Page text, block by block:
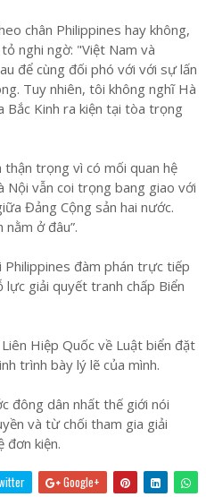
chân Philippines hay không,
nghi ngờ: "Việt Nam và
để cùng đối phó với với sự lấn
Tuy nhiên, tôi không nghĩ Hà
Bắc Kinh ra kiện tại tòa trọng
thận trọng vì có mối quan hệ
Nội vẫn coi trọng bang giao với
Đảng Cộng sản hai nước.
ở đâu”.
đàm phán trực tiếp
giải quyết tranh chấp Biển
Hiệp Quốc về Luật biển đặt
trình bày lý lẽ của mình.
đông dân nhất thế giới nói
và từ chối tham gia giải
đơn kiện.
Google+